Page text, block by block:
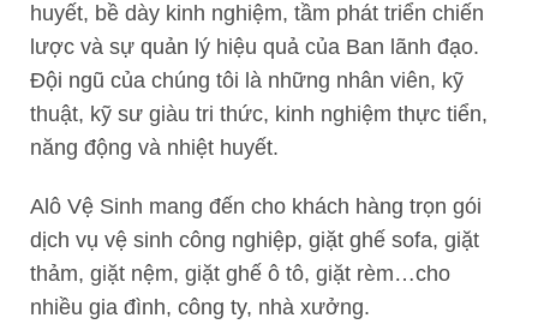
huyết, bề dày kinh nghiệm, tầm phát triển chiến
lược và sự quản lý hiệu quả của Ban lãnh đạo.
Đội ngũ của chúng tôi là những nhân viên, kỹ
thuật, kỹ sư giàu tri thức, kinh nghiệm thực tiển,
năng động và nhiệt huyết.
Alô Vệ Sinh mang đến cho khách hàng trọn gói
dịch vụ vệ sinh công nghiệp, giặt ghế sofa, giặt
thảm, giặt nệm, giặt ghế ô tô, giặt rèm…cho
nhiều gia đình, công ty, nhà xưởng.